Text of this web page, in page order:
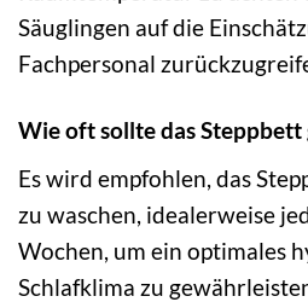
Säuglingen auf die
Fachpersonal
Wie oft sollte das Steppbett
Es wird empfohlen, das
zu waschen, idealerweise
Wochen, um ein optimales
Schlafklima zu